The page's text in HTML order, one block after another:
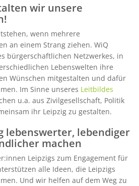
wir unsere
wenn mehrere
an einem Strang ziehen. WiQ
bürgerschaftlichen Netzwerkes, in
Lebenswelten ihre
Wünschen mitgestalten und dafür
Im Sinne unseres Leitbildes
u.a. aus Zivilgesellschaft, Politik
ihr Leipzig zu gestalten.
lebenswerter, lebendiger
machen
Leipzigs zum Engagement für
alle Ideen, die Leipzigs
Und wir helfen auf dem Weg zu